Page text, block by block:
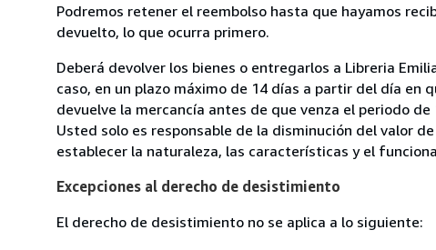
Podremos retener el reembolso hasta que hayamos
devuelto, lo que ocurra primero.
Deberá devolver los bienes o entregarlos a Libreria
caso, en un plazo máximo de 14 días a partir del día
devuelve la mercancía antes de que venza el periodo
Usted solo es responsable de la disminución del valor
establecer la naturaleza, las características y el
Excepciones al derecho de desistimiento
El derecho de desistimiento no se aplica a lo siguiente: